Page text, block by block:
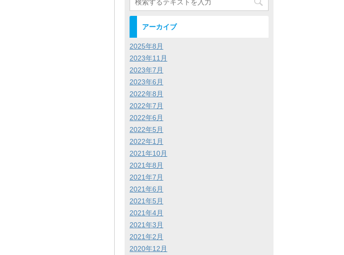
アーカイブ
2025年8月
2023年11月
2023年7月
2023年6月
2022年8月
2022年7月
2022年6月
2022年5月
2022年1月
2021年10月
2021年8月
2021年7月
2021年6月
2021年5月
2021年4月
2021年3月
2021年2月
2020年12月